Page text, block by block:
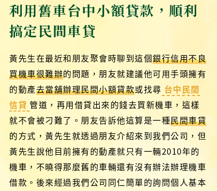
利用舊車台中小額貸款，順利
搞定民間車貸
黃先生在最近和朋友聚會時聊到這個銀行信用不良
買機車很難辦的問題，朋友就建議他可用手頭擁有
的動產去當舖辦理民間小額貸款或找尋 台中民間
信貸 管道，再用借貸出來的錢去買新機車，這樣
就不會被刁難了。朋友告訴他這算是一種民間車貸
的方式，黃先生就透過朋友介紹來到我們公司，但
黃先生說他目前擁有的動產就只有一輛2010年的
機車，不曉得那麼舊的車輛還有沒有辦法辦理機車
借款。後來經過我們公司同仁簡單的詢問個人基本